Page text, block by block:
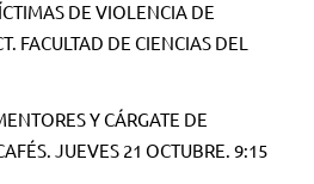
DE VIOLENCIA DE
FACULTAD DE CIENCIAS DEL
Y CÁRGATE DE
JUEVES 21 OCTUBRE. 9:15